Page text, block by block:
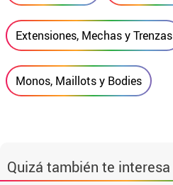
Extensiones, Mechas y Trenzas
Monos, Maillots y Bodies
Quizá también te interesa